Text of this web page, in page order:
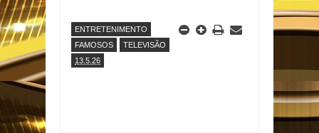
ENTRETENIMENTO
FAMOSOS
TELEVISÃO
13.5.26